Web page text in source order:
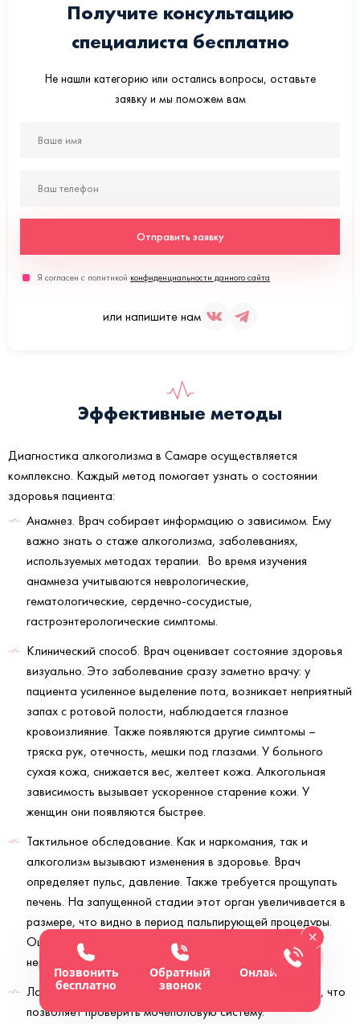
Получите консультацию
специалиста бесплатно
Не нашли категорию или остались вопросы, оставьте
заявку и мы поможем вам
Отправить заявку
Я согласен с политикой конфиденциальности данного сайта
или напишите нам
Эффективные методы
Диагностика алкоголизма в Самаре осуществляется
комплексно. Каждый метод помогает узнать о состоянии
здоровья пациента:
Анамнез. Врач собирает информацию о зависимом. Ему
важно знать о стаже алкоголизма, заболеваниях,
используемых методах терапии. Во время изучения
анамнеза учитываются неврологические,
гематологические, сердечно-сосудистые,
гастроэнтерологические симптомы.
Клинический способ. Врач оценивает состояние здоровья
визуально. Это заболевание сразу заметно врачу: у
пациента усиленное выделение пота, возникает неприятный
запах с ротовой полости, наблюдается глазное
кровоизлияние. Также появляются другие симптомы –
тряска рук, отечность, мешки под глазами. У больного
сухая кожа, снижается вес, желтеет кожа. Алкогольная
зависимость вызывает ускоренное старение кожи. У
женщин они появляются быстрее.
Тактильное обследование. Как и наркомания, так и
алкоголизм вызывают изменения в здоровье. Врач
определяет пульс, давление. Также требуется прощупать
печень. На запущенной стадии этот орган увеличивается в
размере, что видно в период пальпирующей процедуры.
Оцениваются рефлексы, чтобы определить вероятные
нервные расстройства.
Лабораторный метод. Требуется сдача анализа мочи, что
позволяет проверить мочеполовую систему.
Позвонить
бесплатно
Обратный
звонок
Онлайн-чат